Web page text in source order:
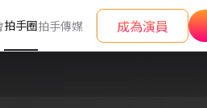
拍手圈拍手傳媒 成為演員